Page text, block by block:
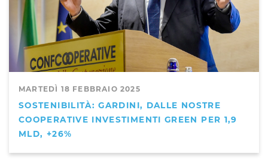
MARTEDÌ 18 FEBBRAIO 2025
SOSTENIBILITÀ: GARDINI, DALLE NOSTRE
COOPERATIVE INVESTIMENTI GREEN PER 1,9
MLD, +26%